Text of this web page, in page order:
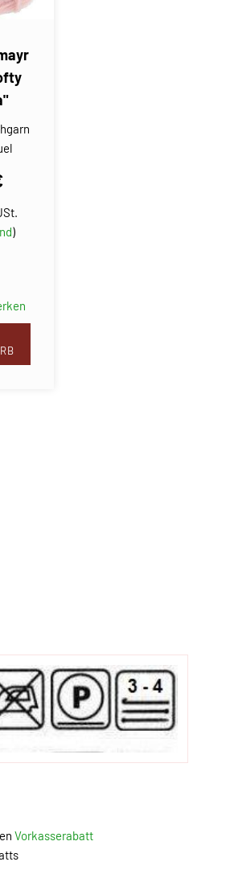
)
Vorkasserabatt